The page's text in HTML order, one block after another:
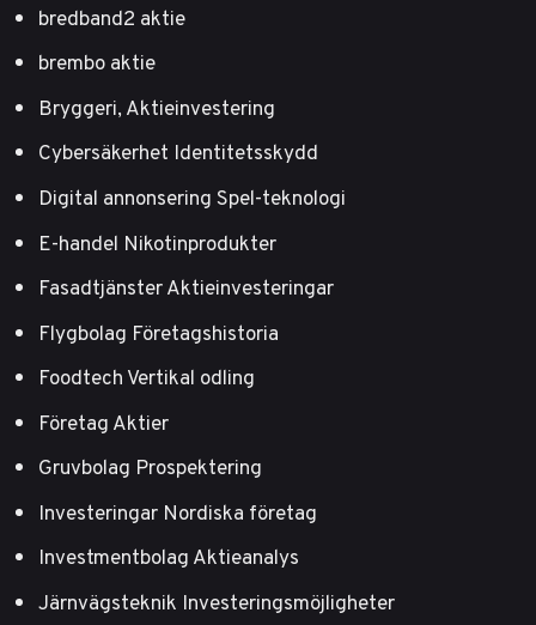
bredband2 aktie
brembo aktie
Bryggeri, Aktieinvestering
Cybersäkerhet Identitetsskydd
Digital annonsering Spel-teknologi
E-handel Nikotinprodukter
Fasadtjänster Aktieinvesteringar
Flygbolag Företagshistoria
Foodtech Vertikal odling
Företag Aktier
Gruvbolag Prospektering
Investeringar Nordiska företag
Investmentbolag Aktieanalys
Järnvägsteknik Investeringsmöjligheter